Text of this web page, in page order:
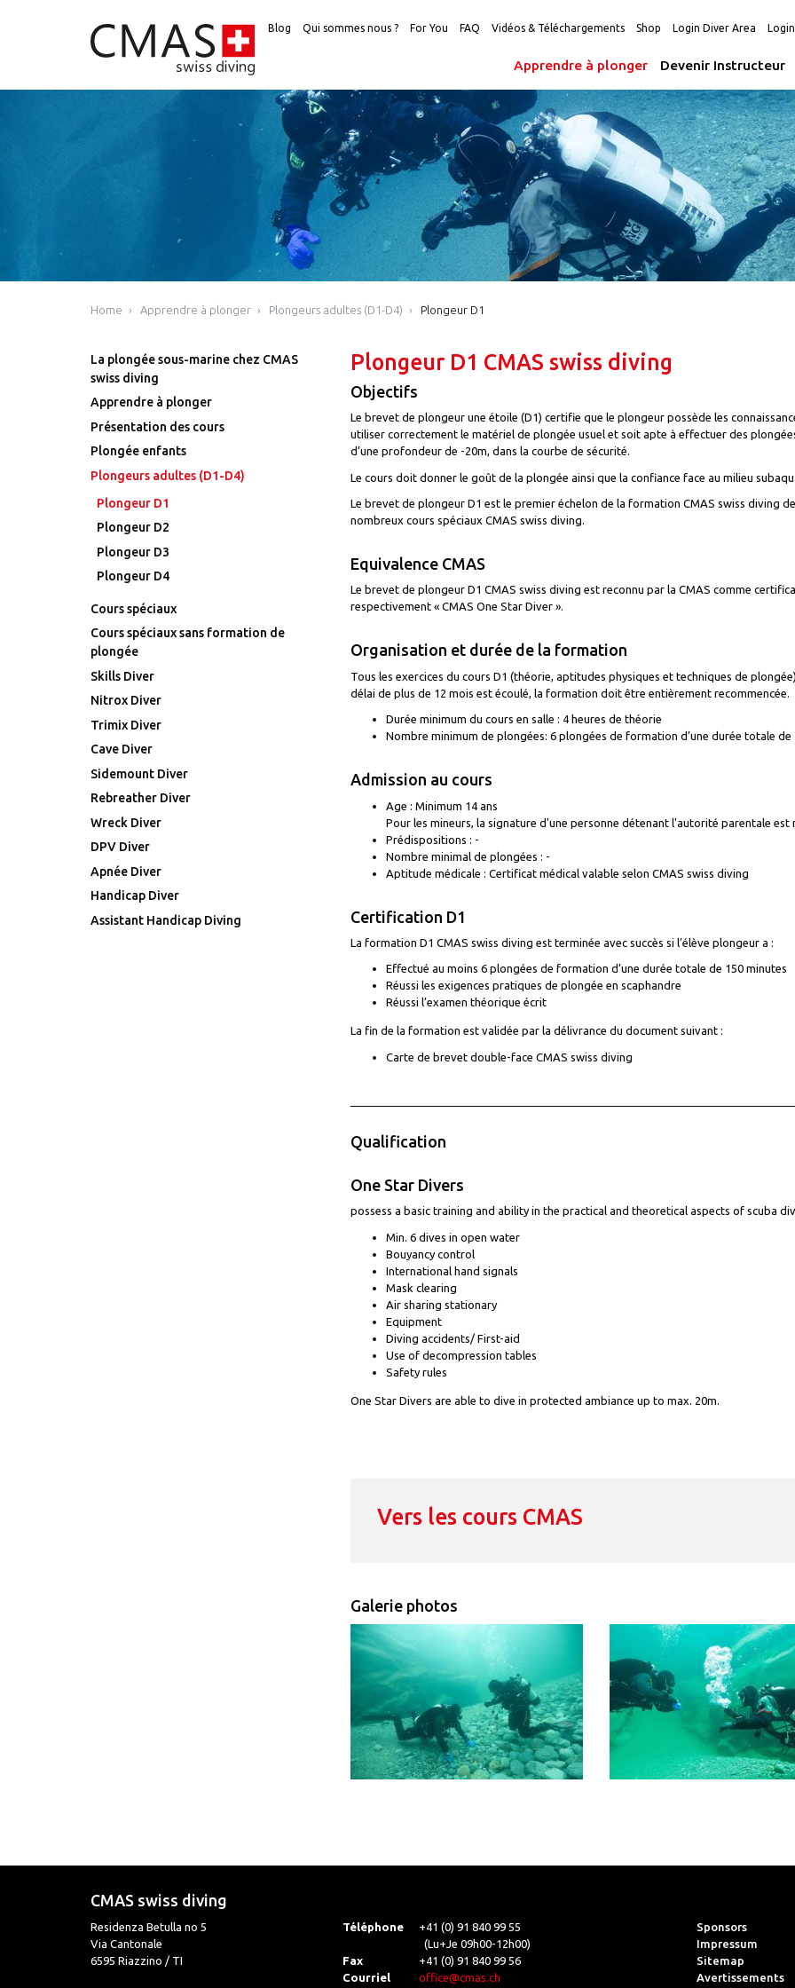
Blog Qui sommes nous ? For You FAQ Vidéos & Téléchargements Shop Login Diver Area
Apprendre à plonger Devenir Instructeur
Home Apprendre à plonger Plongeurs adultes (D1-D4) Plongeur D1
La plongée sous-marine chez CMAS
swiss diving
Apprendre à plonger
Présentation des cours
Plongée enfants
Plongeurs adultes (D1-D4)
Plongeur D1
Plongeur D2
Plongeur D3
Plongeur D4
Cours spéciaux
Cours spéciaux sans formation de
plongée
Skills Diver
Nitrox Diver
Trimix Diver
Cave Diver
Sidemount Diver
Rebreather Diver
Wreck Diver
DPV Diver
Apnée Diver
Handicap Diver
Assistant Handicap Diving
Plongeur D1 CMAS swiss diving
Objectifs
Le brevet de plongeur une étoile (D1) certifie que le plongeur possède les
utiliser correctement le matériel de plongée usuel et soit apte à effectuer des
d’une profondeur de -20m, dans la courbe de sécurité.
Le cours doit donner le goût de la plongée ainsi que la confiance face au milieu
Le brevet de plongeur D1 est le premier échelon de la formation CMAS swiss diving
nombreux cours spéciaux CMAS swiss diving.
Equivalence CMAS
Le brevet de plongeur D1 CMAS swiss diving est reconnu par la CMAS comme
respectivement « CMAS One Star Diver ».
Organisation et durée de la formation
Tous les exercices du cours D1 (théorie, aptitudes physiques et techniques de
délai de plus de 12 mois est écoulé, la formation doit être entièrement recommencée.
Durée minimum du cours en salle : 4 heures de théorie
Nombre minimum de plongées: 6 plongées de formation d’une durée totale de
Admission au cours
Age : Minimum 14 ans
Pour les mineurs, la signature d'une personne détenant l'autorité parentale est
Prédispositions : -
Nombre minimal de plongées : -
Aptitude médicale : Certificat médical valable selon CMAS swiss diving
Certification D1
La formation D1 CMAS swiss diving est terminée avec succès si l’élève plongeur a :
Effectué au moins 6 plongées de formation d’une durée totale de 150 minutes
Réussi les exigences pratiques de plongée en scaphandre
Réussi l’examen théorique écrit
La fin de la formation est validée par la délivrance du document suivant :
Carte de brevet double-face CMAS swiss diving
Qualification
One Star Divers
possess a basic training and ability in the practical and theoretical aspects of scuba
Min. 6 dives in open water
Bouyancy control
International hand signals
Mask clearing
Air sharing stationary
Equipment
Diving accidents/ First-aid
Use of decompression tables
Safety rules
One Star Divers are able to dive in protected ambiance up to max. 20m.
Vers les cours CMAS
Galerie photos
CMAS swiss diving
Residenza Betulla no 5
Via Cantonale
6595 Riazzino / TI
Téléphone
+41 (0) 91 840 99 55
(Lu+Je 09h00-12h00)
Fax
+41 (0) 91 840 99 56
Courriel
office@cmas.ch
Sponsors
Impressum
Sitemap
Avertissements